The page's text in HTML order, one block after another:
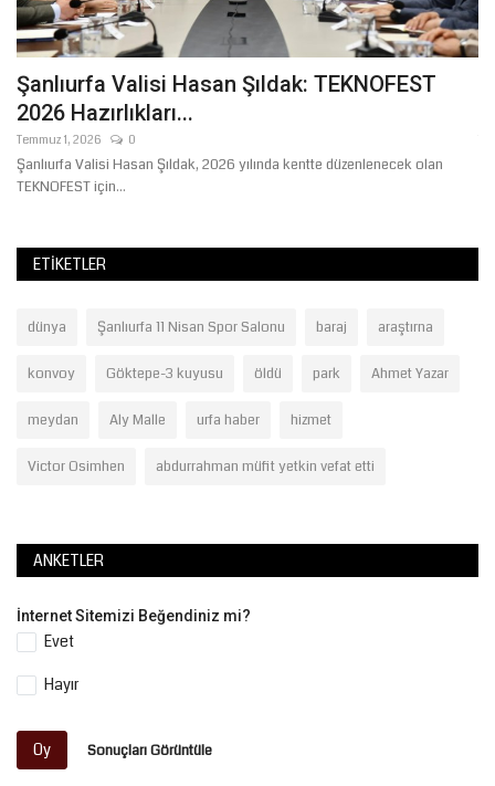
Şanlıurfa Valisi Hasan Şıldak: TEKNOFEST
2026 Hazırlıkları...
Temmuz 1, 2026 0
Şanlıurfa Valisi Hasan Şıldak, 2026 yılında kentte düzenlenecek olan
TEKNOFEST için...
ETIKETLER
dünya Şanlıurfa 11 Nisan Spor Salonu baraj araştırna
konvoy Göktepe-3 kuyusu öldü park Ahmet Yazar
meydan Aly Malle urfa haber hizmet
Victor Osimhen abdurrahman müfit yetkin vefat etti
ANKETLER
İnternet Sitemizi Beğendiniz mi?
Evet
Hayır
Oy Sonuçları Görüntüle